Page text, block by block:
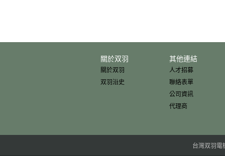
關於双羽
關於双羽
双羽沿史
其他連結
人才招募
聯絡表單
公司資訊
代理商
台灣双羽電